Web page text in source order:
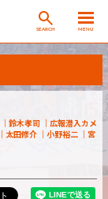
SEARCH MENU
鈴木孝司
広報潜入カメ
太田修介 小野裕二
宮